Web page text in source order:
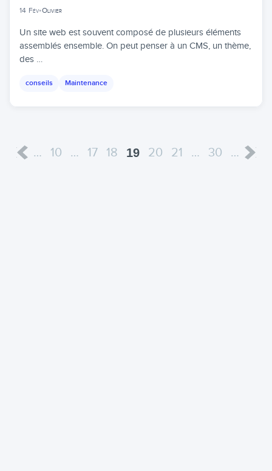
14 Fév•Olivier
Un site web est souvent composé de plusieurs éléments
assemblés ensemble. On peut penser à un CMS, un thème,
des …
conseils Maintenance
… 10 … 17 18 19 20 21 … 30 …